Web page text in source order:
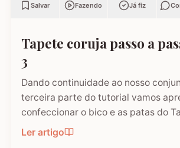
Salvar Fazendo Já fiz
Tapete coruja passo a
3
Dando continuidade ao nosso
terceira parte do tutorial vamos
confeccionar o bico e as patas do
São esses pequenos detalhes que
personalidade e o charme final à
Ler artigo